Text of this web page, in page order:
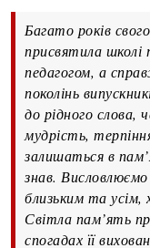
Багато років
присвятила
педагогом, а
поколінь
до рідного слова,
мудрість,
залишаться в
знав.
близьким та
Світла пам’ять
спогадах її